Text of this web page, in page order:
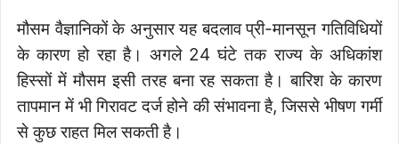
मौसम वैज्ञानिकों के अनुसार यह बदलाव प्री-मानसून गतिविधियों
के कारण हो रहा है। अगले 24 घंटे तक राज्य के अधिकांश
हिस्सों में मौसम इसी तरह बना रह सकता है। बारिश के कारण
तापमान में भी गिरावट दर्ज होने की संभावना है, जिससे भीषण गर्मी
से कुछ राहत मिल सकती है।